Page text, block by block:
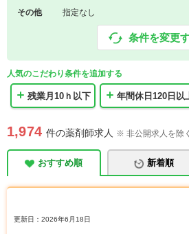
その他
指定なし
条件を変更
人気のこだわり条件を追加する
残業月10ｈ以下 年間休日120日以
1,974 件の薬剤師求人 ※ 非公開求人を除く
おすすめ順 新着順
更新日：2026年6月18日